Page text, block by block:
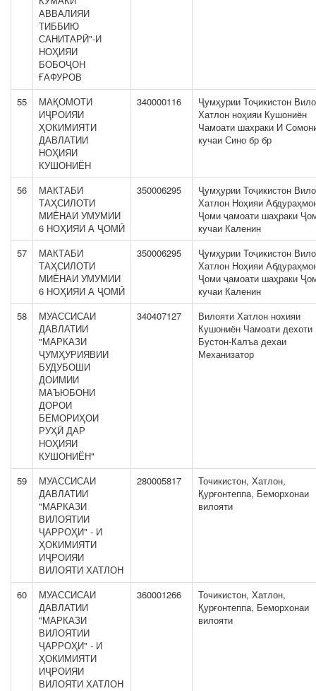
АВВАЛИЯИ
ТИББИЮ
САНИТАРӢ"-И
НОҲИЯИ
БОБОҶОН
ҒАФУРОВ
55
МАҚОМОТИ
ИҶРОИЯИ
ҲОКИМИЯТИ
ДАВЛАТИИ
НОҲИЯИ
КУШОНИЁН
340000116
Ҷумҳурии Тоҷикистон
Хатлон ноҳияи Кушониён
Чамоати шахраки И
кучаи Сино бр бр
56
МАКТАБИ
ТАҲСИЛОТИ
МИЁНАИ УМУМИИ
6 НОҲИЯИ А ҶОМӢ
350006295
Ҷумҳурии Тоҷикистон
Хатлон Ноҳияи
Ҷоми ҷамоати шаҳраки
кучаи Каленин
57
МАКТАБИ
ТАҲСИЛОТИ
МИЁНАИ УМУМИИ
6 НОҲИЯИ А ҶОМӢ
350006295
Ҷумҳурии Тоҷикистон
Хатлон Ноҳияи
Ҷоми ҷамоати шаҳраки
кучаи Каленин
58
МУАССИСАИ
ДАВЛАТИИ
"МАРКАЗИ
ҶУМҲУРИЯВИИ
БУДУБОШИ
ДОИМИИ
МАЪЮБОНИ
ДОРОИ
БЕМОРИҲОИ
РУҲӢ ДАР
НОҲИЯИ
КУШОНИЁН"
340407127
Вилояти Хатлон нохияи
Кушониён Чамоати дехоти
Бустон-Калъа дехаи
Механизатор
59
МУАССИСАИ
ДАВЛАТИИ
"МАРКАЗИ
ВИЛОЯТИИ
ҶАРРОҲИ" - И
ҲОКИМИЯТИ
ИҶРОИЯИ
ВИЛОЯТИ ХАТЛОН
280005817
Точикистон, Хатлон,
Қурғонтеппа, Беморхонаи
вилояти
60
МУАССИСАИ
ДАВЛАТИИ
"МАРКАЗИ
ВИЛОЯТИИ
ҶАРРОҲИ" - И
ҲОКИМИЯТИ
ИҶРОИЯИ
ВИЛОЯТИ ХАТЛОН
360001266
Точикистон, Хатлон,
Қурғонтеппа, Беморхонаи
вилояти